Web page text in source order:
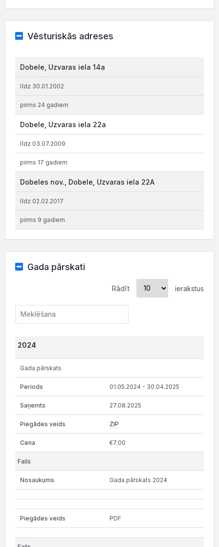
Vēsturiskās adreses
Dobele, Uzvaras iela 14a
līdz 30.01.2002
pirms 24 gadiem
Dobele, Uzvaras iela 22a
līdz 03.07.2009
pirms 17 gadiem
Dobeles nov., Dobele, Uzvaras iela 22A
līdz 02.02.2017
pirms 9 gadiem
Gada pārskati
Rādīt ierakstus
2024
Gada pārskats
01.05.2024 - 30.04.2025
27.08.2025
ZIP
€7.00
Gada pārskats 2024
PDF